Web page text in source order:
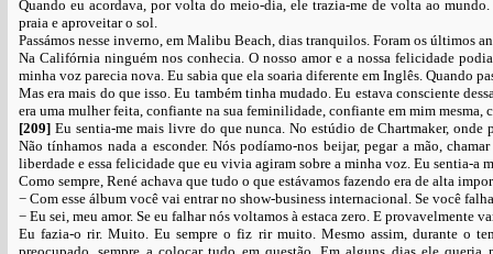
Quando eu acordava, por volta do meio-dia, ele trazia-me de volta ao
praia e aproveitar o sol.
Passámos nesse inverno, em Malibu Beach, dias tranquilos. Foram os últimos
Na Califórnia ninguém nos conhecia. O nosso amor e a nossa felicidade
minha voz parecia nova. Eu sabia que ela soaria diferente em Inglês. Quando
Mas era mais do que isso. Eu também tinha mudado. Eu estava consciente
era uma mulher feita, confiante na sua feminilidade, confiante em mim mesma,
[209] Eu sentia-me mais livre do que nunca. No estúdio de Chartmaker, onde
Não tínhamos nada a esconder. Nós podíamo-nos beijar, pegar a mão,
liberdade e essa felicidade que eu vivia agiram sobre a minha voz. Eu sentia-
Como sempre, René achava que tudo o que estávamos fazendo era de alta
− Com esse álbum você vai entrar no show-business internacional. Se você
− Eu sei, meu amor. Se eu falhar nós voltamos à estaca zero. E provavelmente
Eu fazia-o rir. Muito. Eu sempre o fiz rir muito. Mesmo assim, durante o